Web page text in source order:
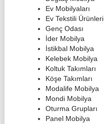
Ev Mobilyaları
Ev Tekstili Ürünleri
Genç Odası
İder Mobilya
İstikbal Mobilya
Kelebek Mobilya
Koltuk Takımları
Köşe Takımları
Modalife Mobilya
Mondi Mobilya
Oturma Grupları
Panel Mobilya